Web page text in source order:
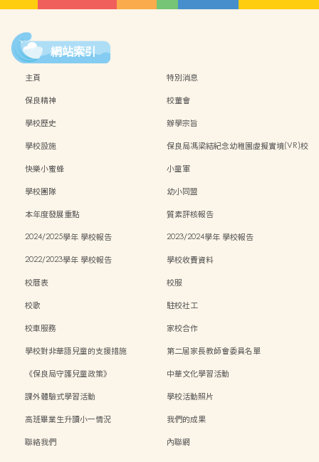
網站索引
主頁
特別消息
保良精神
校董會
學校歷史
辦學宗旨
學校設施
保良局馮梁結紀念幼稚園虛擬實境(VR)校
快樂小蜜蜂
小童軍
學校團隊
幼小同盟
本年度發展重點
質素評核報告
2024/2025學年 學校報告
2023/2024學年 學校報告
2022/2023學年 學校報告
學校收費資料
校曆表
校服
校歌
駐校社工
校車服務
家校合作
學校對非華語兒童的支援措施
第二屆家長教師會委員名單
《保良局守護兒童政策》
中華文化學習活動
課外體驗式學習活動
學校活動照片
高班畢業生升讀小一情況
我們的成果
聯絡我們
內聯網